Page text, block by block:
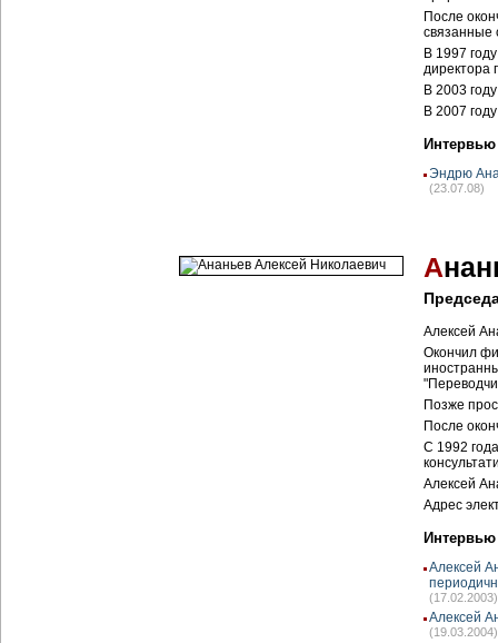
После
связанные
В 1997
директора
В 2003
В 2007
Интервью
Эндрю
(23.07.08)
А
Алексей
Окончил
Позже
После
С 1992
Алексей
Адрес
Интервью
Алексей
(17.02.2003)
Алексей
(19.03.2004)